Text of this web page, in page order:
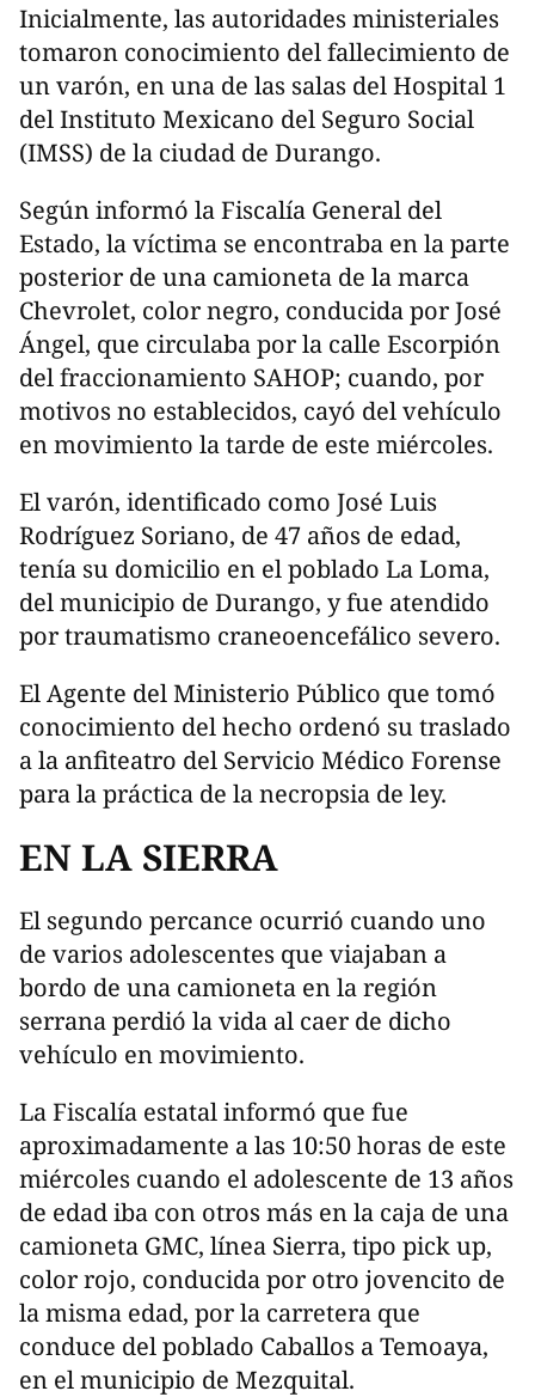
Inicialmente, las autoridades ministeriales
tomaron conocimiento del fallecimiento de
un varón, en una de las salas del Hospital 1
del Instituto Mexicano del Seguro Social
(IMSS) de la ciudad de Durango.
Según informó la Fiscalía General del
Estado, la víctima se encontraba en la parte
posterior de una camioneta de la marca
Chevrolet, color negro, conducida por José
Ángel, que circulaba por la calle Escorpión
del fraccionamiento SAHOP; cuando, por
motivos no establecidos, cayó del vehículo
en movimiento la tarde de este miércoles.
El varón, identificado como José Luis
Rodríguez Soriano, de 47 años de edad,
tenía su domicilio en el poblado La Loma,
del municipio de Durango, y fue atendido
por traumatismo craneoencefálico severo.
El Agente del Ministerio Público que tomó
conocimiento del hecho ordenó su traslado
a la anfiteatro del Servicio Médico Forense
para la práctica de la necropsia de ley.
EN LA SIERRA
El segundo percance ocurrió cuando uno
de varios adolescentes que viajaban a
bordo de una camioneta en la región
serrana perdió la vida al caer de dicho
vehículo en movimiento.
La Fiscalía estatal informó que fue
aproximadamente a las 10:50 horas de este
miércoles cuando el adolescente de 13 años
de edad iba con otros más en la caja de una
camioneta GMC, línea Sierra, tipo pick up,
color rojo, conducida por otro jovencito de
la misma edad, por la carretera que
conduce del poblado Caballos a Temoaya,
en el municipio de Mezquital.